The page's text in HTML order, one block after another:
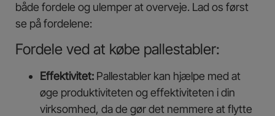
både fordele og ulemper at overveje. Lad os først
se på fordelene:
Fordele ved at købe pallestabler:
Effektivitet: Pallestabler kan hjælpe med at
øge produktiviteten og effektiviteten i din
virksomhed, da de gør det nemmere at flytte